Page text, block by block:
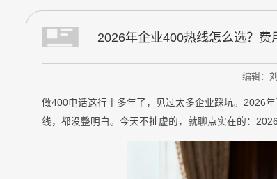
2026年企业400热线怎么选？
编辑：
做400电话这行十多年了，见过太多企业踩坑。2026
线，都没整明白。今天不扯虚的，就聊点实在的：